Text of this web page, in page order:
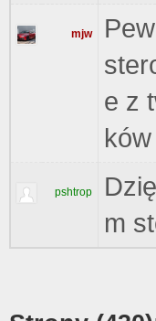
mjw
e z
pshtrop
m